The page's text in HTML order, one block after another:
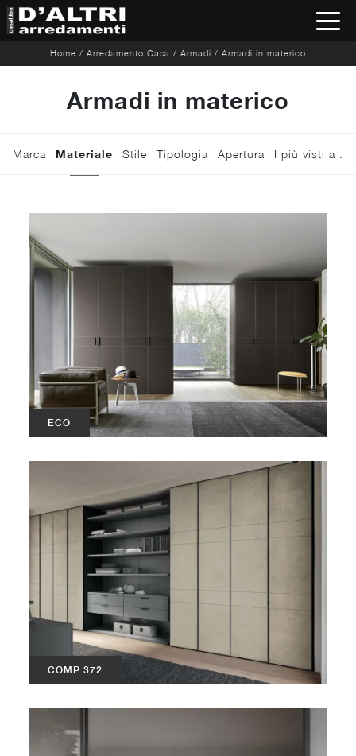
Home / Arredamento Casa / Armadi / Armadi in materico
Armadi in materico
Marca Materiale Stile Tipologia Apertura I più visti a :
ECO
COMP 372